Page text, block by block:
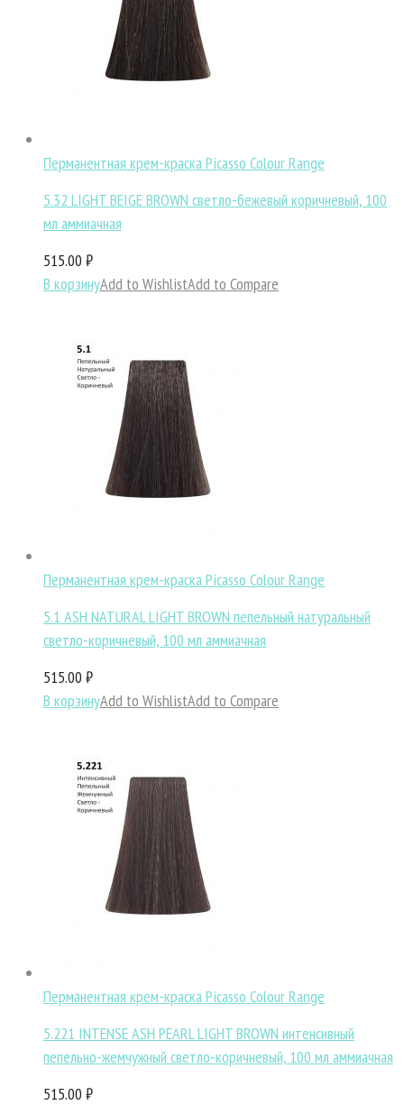
Перманентная крем-краска Picasso Colour Range
5.32 LIGHT BEIGE BROWN светло-бежевый коричневый, 100
мл аммиачная
515.00 ₽
В корзинуAdd to WishlistAdd to Compare
Перманентная крем-краска Picasso Colour Range
5.1 ASH NATURAL LIGHT BROWN пепельный натуральный
светло-коричневый, 100 мл аммиачная
515.00 ₽
В корзинуAdd to WishlistAdd to Compare
Перманентная крем-краска Picasso Colour Range
5.221 INTENSE ASH PEARL LIGHT BROWN интенсивный
пепельно-жемчужный светло-коричневый, 100 мл аммиачная
515.00 ₽